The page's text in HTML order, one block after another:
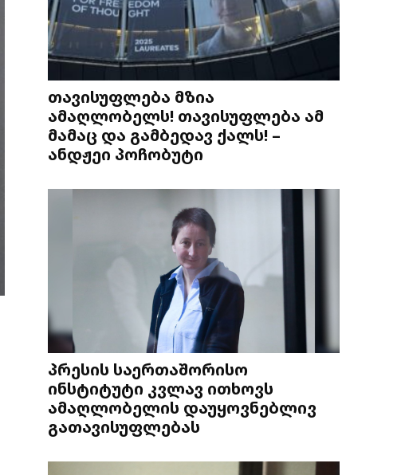
თავისუფლება მზია
ამაღლობელს! თავისუფლება ამ
მამაც და გამბედავ ქალს! –
ანდჟეი პოჩობუტი
პრესის საერთაშორისო
ინსტიტუტი კვლავ ითხოვს
ამაღლობელის დაუყოვნებლივ
გათავისუფლებას